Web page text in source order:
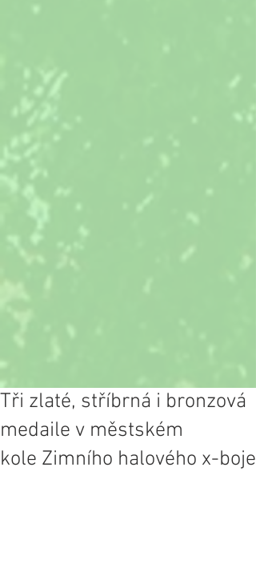
Tři zlaté, stříbrná i bronzová
medaile v městském
kole Zimního halového x-boje